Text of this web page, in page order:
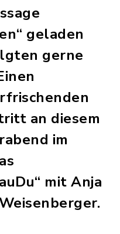
geladen
gerne
an diesem
im
mit Anja